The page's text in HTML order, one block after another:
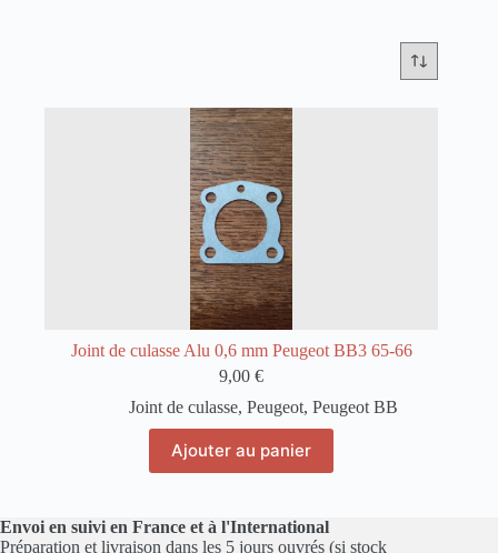
Joint de culasse Alu 0,6 mm Peugeot BB3 65-66
9,00€
Joint de culasse,Peugeot,Peugeot BB
Ajouter au panier
Envoi en suivi en France et à l'International
Préparation et livraison dans les 5 jours ouvrés (si stock